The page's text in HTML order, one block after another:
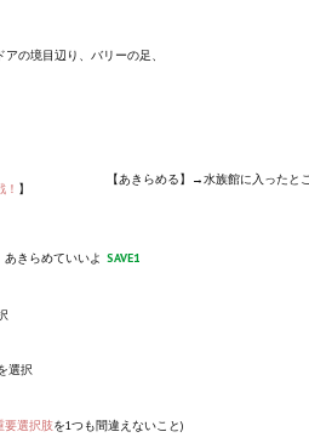
の境目辺り、バリーの足、
！ 】
【あきらめる】→水族館に入ったと
きらめていいよ SAVE1
選択
要選択肢を1つも間違えないこと)